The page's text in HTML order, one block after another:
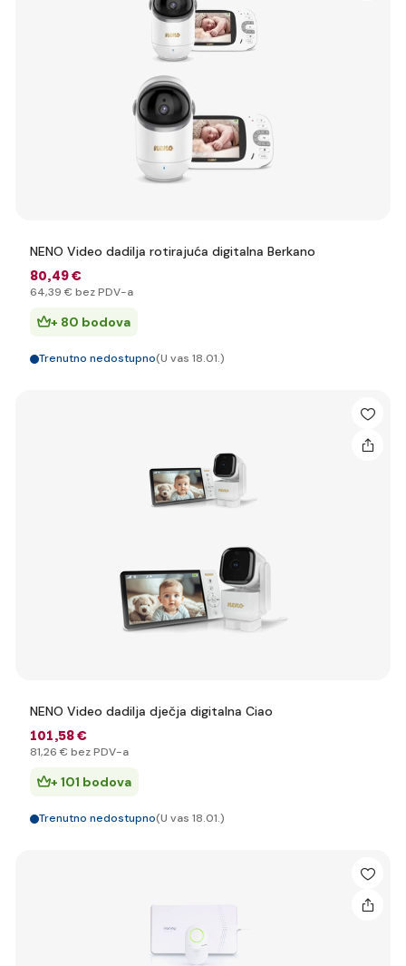
NENO Video dadilja rotirajuća digitalna Berkano
80,49 €
64,39 € bez PDV-a
+ 80 bodova
Trenutno nedostupno(U vas 18.01.)
NENO Video dadilja dječja digitalna Ciao
101,58 €
81,26 € bez PDV-a
+ 101 bodova
Trenutno nedostupno(U vas 18.01.)